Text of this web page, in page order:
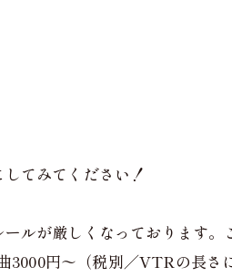
てみてください！
ルが厳しくなっております
円〜（税別／VTRの長